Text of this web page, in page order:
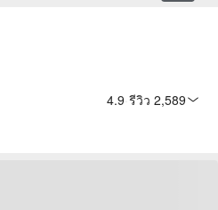
4.9 รีวิว 2,589